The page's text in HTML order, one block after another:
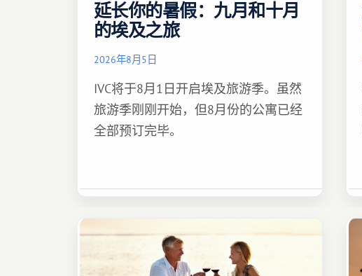
延长你的暑假：九月和十月
的埃及之旅
2026年8月5日
IVC将于8月1日开启埃及旅游季。虽然
旅游季刚刚开始，但8月份的公寓已经
全部预订完毕。